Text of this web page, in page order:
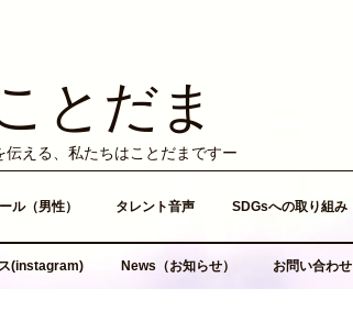
とだま
伝える、私たちはことだまですー
ル（男性） タレント音声 SDGsへの取り組み
ス(instagram) News（お知らせ） お問い合わせ